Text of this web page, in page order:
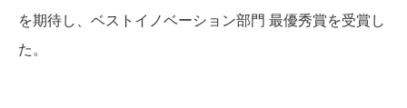
を期待し、ベストイノベーション部門 最優秀賞を受賞し
た。